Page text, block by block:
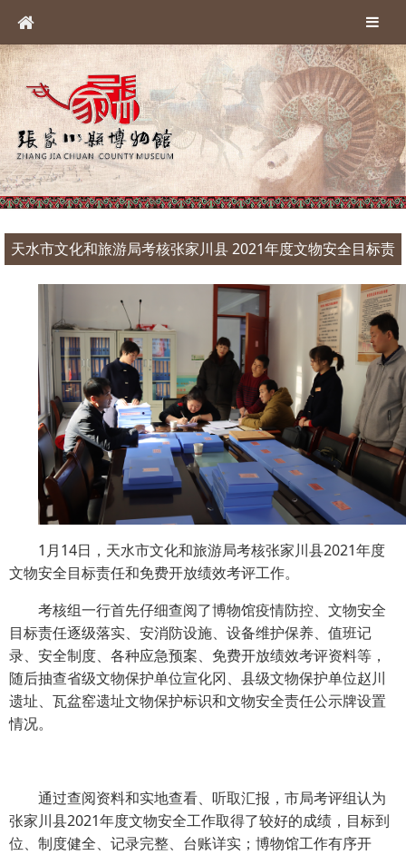
天水市文化和旅游局考核张家川县 2021年度文物安全目标责
任和免费开放绩效考评工作
1月14日，天水市文化和旅游局考核张家川县2021年度
文物安全目标责任和免费开放绩效考评工作。
考核组一行首先仔细查阅了博物馆疫情防控、文物安全
目标责任逐级落实、安消防设施、设备维护保养、值班记
录、安全制度、各种应急预案、免费开放绩效考评资料等，
随后抽查省级文物保护单位宣化冈、县级文物保护单位赵川
遗址、瓦盆窑遗址文物保护标识和文物安全责任公示牌设置
情况。
通过查阅资料和实地查看、听取汇报，市局考评组认为
张家川县2021年度文物安全工作取得了较好的成绩，目标到
位、制度健全、记录完整、台账详实；博物馆工作有序开